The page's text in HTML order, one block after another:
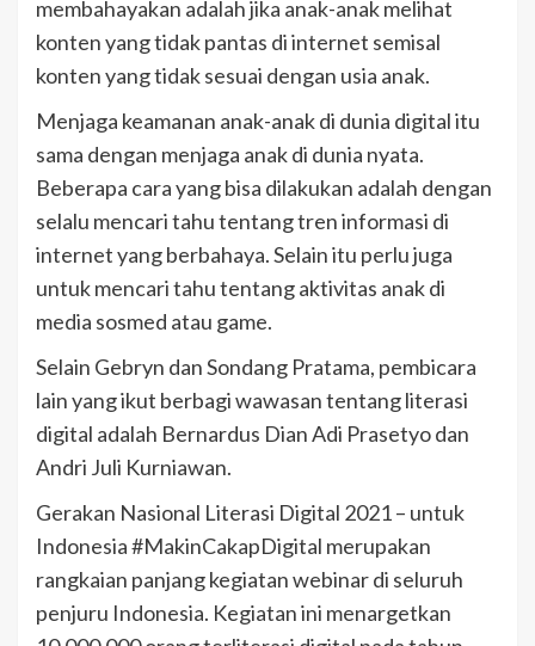
membahayakan adalah jika anak-anak melihat
konten yang tidak pantas di internet semisal
konten yang tidak sesuai dengan usia anak.
Menjaga keamanan anak-anak di dunia digital itu
sama dengan menjaga anak di dunia nyata.
Beberapa cara yang bisa dilakukan adalah dengan
selalu mencari tahu tentang tren informasi di
internet yang berbahaya. Selain itu perlu juga
untuk mencari tahu tentang aktivitas anak di
media sosmed atau game.
Selain Gebryn dan Sondang Pratama, pembicara
lain yang ikut berbagi wawasan tentang literasi
digital adalah Bernardus Dian Adi Prasetyo dan
Andri Juli Kurniawan.
Gerakan Nasional Literasi Digital 2021 – untuk
Indonesia #MakinCakapDigital merupakan
rangkaian panjang kegiatan webinar di seluruh
penjuru Indonesia. Kegiatan ini menargetkan